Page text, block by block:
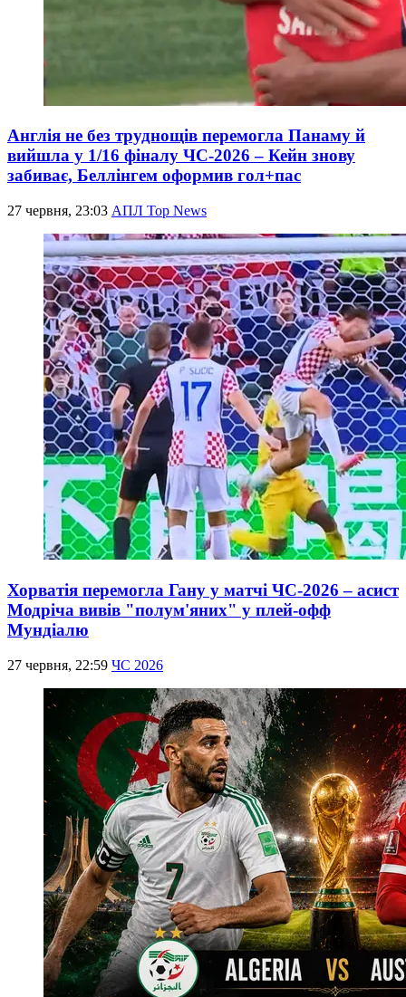
Англія не без труднощів перемогла Панаму й
вийшла у 1/16 фіналу ЧС-2026 – Кейн знову
забиває, Беллінгем оформив гол+пас
27 червня, 23:03 АПЛ Top News
Хорватія перемогла Гану у матчі ЧС-2026 – асист
Модріча вивів "полум'яних" у плей-офф
Мундіалю
27 червня, 22:59 ЧС 2026